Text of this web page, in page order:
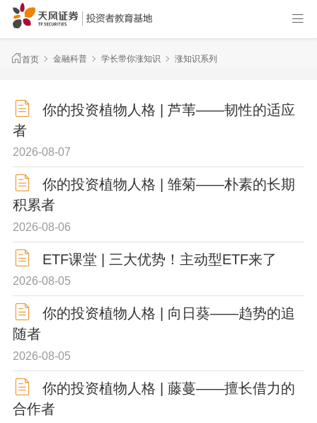
首页 金融科普 学长带你涨知识 涨知识系列
你的投资植物人格 | 芦苇——韧性的适应
者
2026-08-07
你的投资植物人格 | 雏菊——朴素的长期
积累者
2026-08-06
ETF课堂 | 三大优势！主动型ETF来了
2026-08-05
你的投资植物人格 | 向日葵——趋势的追
随者
2026-08-05
你的投资植物人格 | 藤蔓——擅长借力的
合作者